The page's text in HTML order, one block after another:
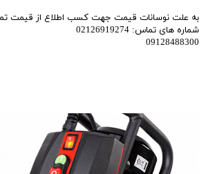
به علت نوسانات قیمت جهت کسب اطلاع از قیمت
شماره های تماس: 02126919274
09128488300